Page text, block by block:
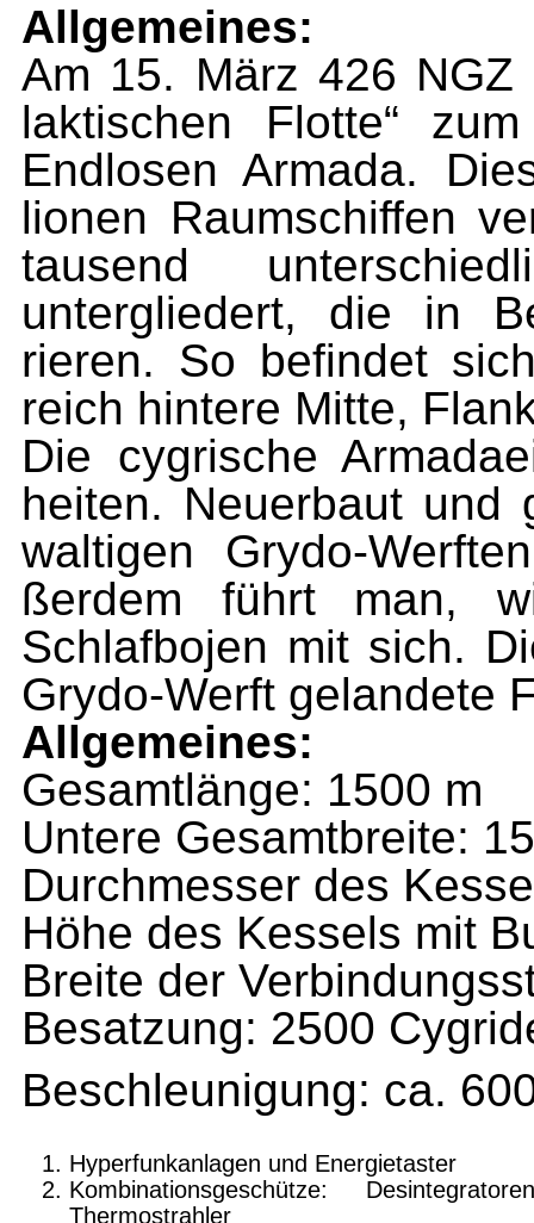
Allgemeines:
Am 15. März 426
laktischen Flotte“
Endlosen Armada.
lionen Raumschiffen
tausend
untergliedert, die in
rieren. So befindet
reich hintere Mitte,
Die cygrische
heiten. Neuerbaut
waltigen Grydo-
ßerdem führt man,
Schlafbojen mit sich.
Grydo-Werft gelandete
Allgemeines:
Gesamtlänge: 1500 m
Untere Gesamtbreite:
Durchmesser des
Höhe des Kessels mit
Breite der
Besatzung: 2500
Beschleunigung: ca.
Hyperfunkanlagen und Energietaster
Kombinationsgeschütze:
Thermostrahler